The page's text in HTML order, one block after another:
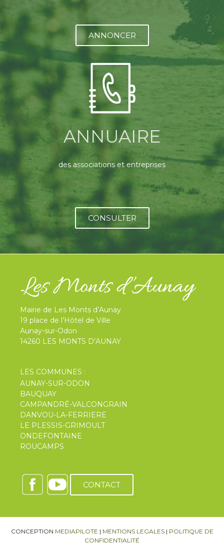
ANNONCER
ANNUAIRE
des associations et entreprises
CONSULTER
Mairie de Les Monts d’Aunay
19 place de l’Hôtel de Ville
Aunay-sur-Odon
14260 LES MONTS D’AUNAY
LES COMMUNES :
AUNAY-SUR-ODON
BAUQUAY
CAMPANDRÉ-VALCONGRAIN
DANVOU-LA-FERRIERE
LE PLESSIS-GRIMOULT
ONDEFONTAINE
ROUCAMPS
CONTACT
CONCEPTION MEDIAPILOTE | MENTIONS LEGALES| POLITIQUE DE
CONFIDENTIALITÉ